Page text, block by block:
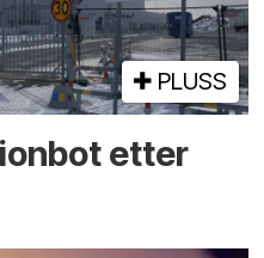
PLUSS
etter